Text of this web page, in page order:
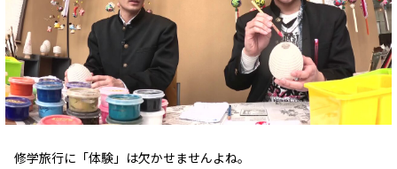
修学旅行に「体験」は欠かせませんよね。